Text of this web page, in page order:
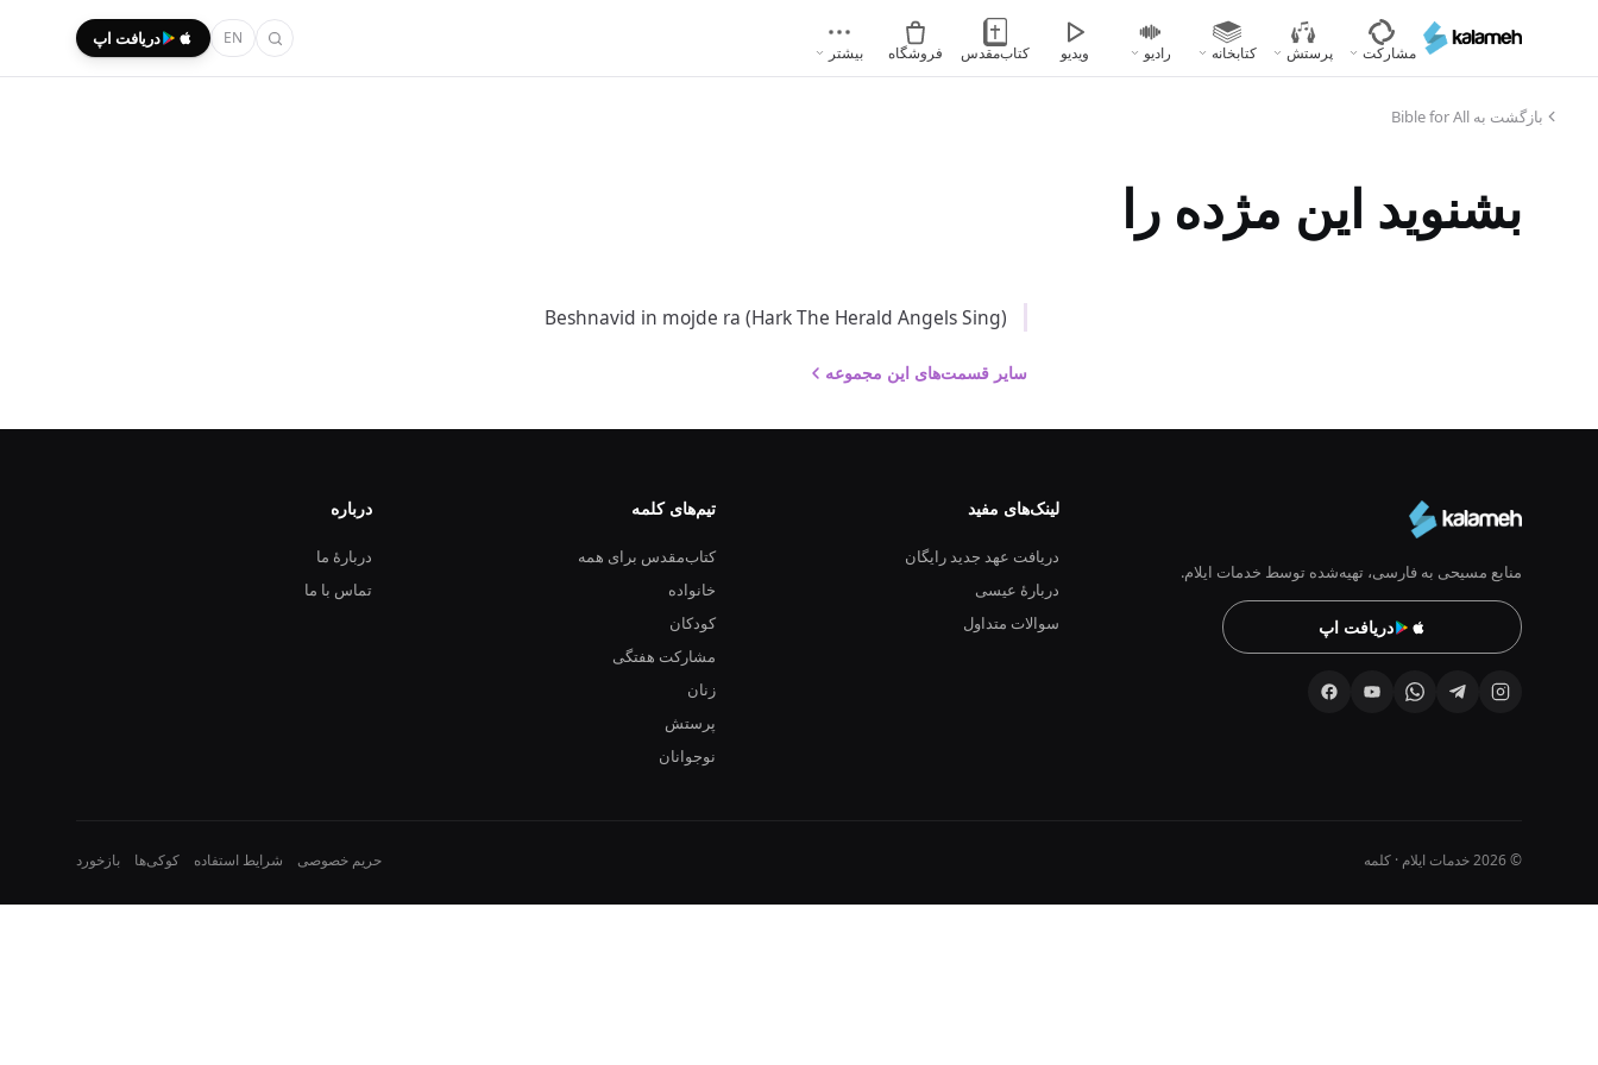
محتوای
مشارکت پرستش کتابخانه رادیو ویدیو کتاب‌مقدس فروشگاه بیشتر
EN دریافت اپ
بازگشت به Bible for All
بشنوید این مژده را
Beshnavid in mojde ra (Hark The Herald Angels Sing)
سایر قسمت‌های این مجموعه
منابع مسیحی به فارسی، تهیه‌شده توسط خدمات ایلام.
دریافت اپ
لینک‌های مفید
دریافت عهد جدید رایگان
دربارهٔ عیسی
سوالات متداول
تیم‌های کلمه
کتاب‌مقدس برای همه
خانواده
کودکان
مشارکت هفتگی
زنان
پرستش
نوجوانان
درباره
دربارهٔ ما
تماس با ما
© 2026 خدمات ایلام · کلمه حریم خصوصی شرایط استفاده کوکی‌ها بازخورد